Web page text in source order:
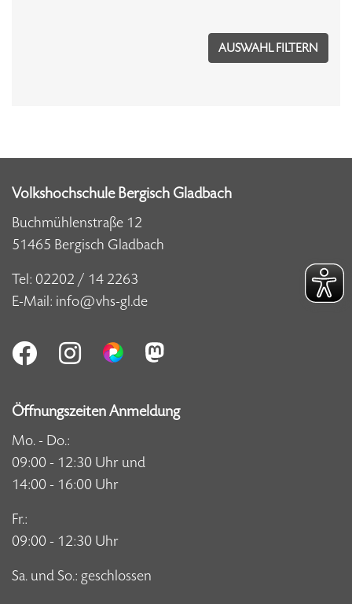
Volkshochschule Bergisch Gladbach
Buchmühlenstraße 12
51465 Bergisch Gladbach
Tel: 02202 / 14 2263
E-Mail: info@vhs-gl.de
Öffnungszeiten Anmeldung
Mo. - Do.:
09:00 - 12:30 Uhr und
14:00 - 16:00 Uhr
Fr.:
09:00 - 12:30 Uhr
Sa. und So.: geschlossen